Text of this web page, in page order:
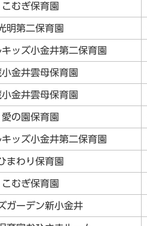
こむぎ保育園
明第二保育園
ッズ小金井第二保育園
金井雲母保育園
金井雲母保育園
愛の園保育園
ッズ小金井第二保育園
まわり保育園
こむぎ保育園
ガーデン新小金井